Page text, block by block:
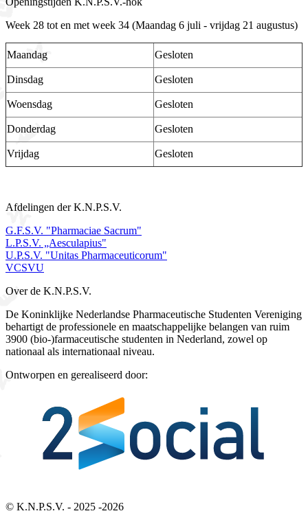
Week 28 tot en met week 34 (Maandag 6 juli - vrijdag 21 augustus)
Maandag Gesloten
Dinsdag Gesloten
Woensdag Gesloten
Donderdag Gesloten
Vrijdag Gesloten
Afdelingen der K.N.P.S.V.
G.F.S.V. "Pharmaciae Sacrum"
L.P.S.V. „Aesculapius"
U.P.S.V. "Unitas Pharmaceuticorum"
VCSVU
Over de K.N.P.S.V.
De Koninklijke Nederlandse Pharmaceutische Studenten Vereniging
behartigt de professionele en maatschappelijke belangen van ruim
3900 (bio-)farmaceutische studenten in Nederland, zowel op
nationaal als internationaal niveau.
Ontworpen en gerealiseerd door:
© K.N.P.S.V. - 2025 -2026